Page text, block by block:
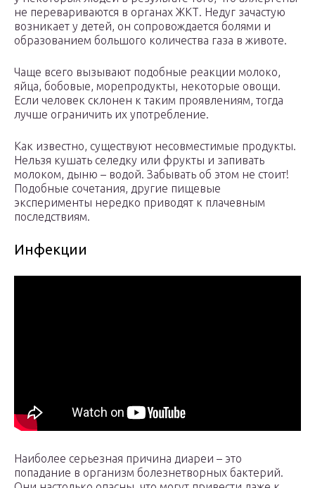
не перевариваются в органах ЖКТ. Недуг зачастую
возникает у детей, он сопровождается болями и
образованием большого количества газа в животе.
Чаще всего вызывают подобные реакции молоко,
яйца, бобовые, морепродукты, некоторые овощи.
Если человек склонен к таким проявлениям, тогда
лучше ограничить их употребление.
Как известно, существуют несовместимые продукты.
Нельзя кушать селедку или фрукты и запивать
молоком, дыню – водой. Забывать об этом не стоит!
Подобные сочетания, другие пищевые
эксперименты нередко приводят к плачевным
последствиям.
Инфекции
Наиболее серьезная причина диареи – это
попадание в организм болезнетворных бактерий.